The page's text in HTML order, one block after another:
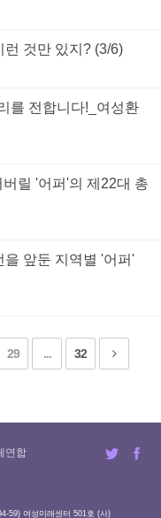
런 것만 있지? (3/6)
를 전합니다!_여성환
릴 '어퍼'의 제22대 총
을 앞둔 지역별 '어퍼'
29 ... 32
연합
59) 여성미래센터 501호 (사)